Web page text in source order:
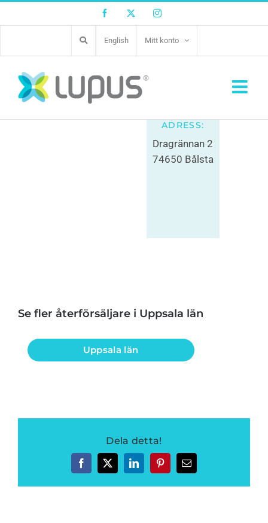
Facebook Twitter Instagram
English Mitt konto
Bålsta Zoo AB
0171-55600
ADRESS:
Dragrännan 2
74650 Bålsta
Se fler återförsäljare i Uppsala län
Uppsala län
Dela detta!
FacebookTwitterLinkedInPinterest
E-
post